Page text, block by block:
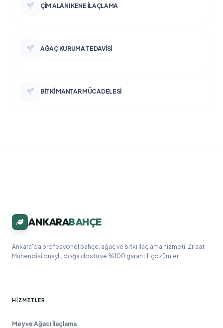
ÇIM ALANI KENE İLAÇLAMA
AĞAÇ KURUMA TEDAVISI
BITKI MANTAR MÜCADELESI
ANKARABAHÇE
Ankara'da profesyonel bahçe, ağaç ve bitki ilaçlama hizmeti. Ziraat
Mühendisi onaylı, doğa dostu ve %100 garantili çözümler.
HIZMETLER
Meyve Ağacı İlaçlama